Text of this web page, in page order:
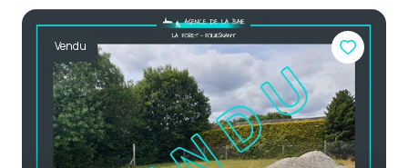
e-mail
estimation
contact
Vendu